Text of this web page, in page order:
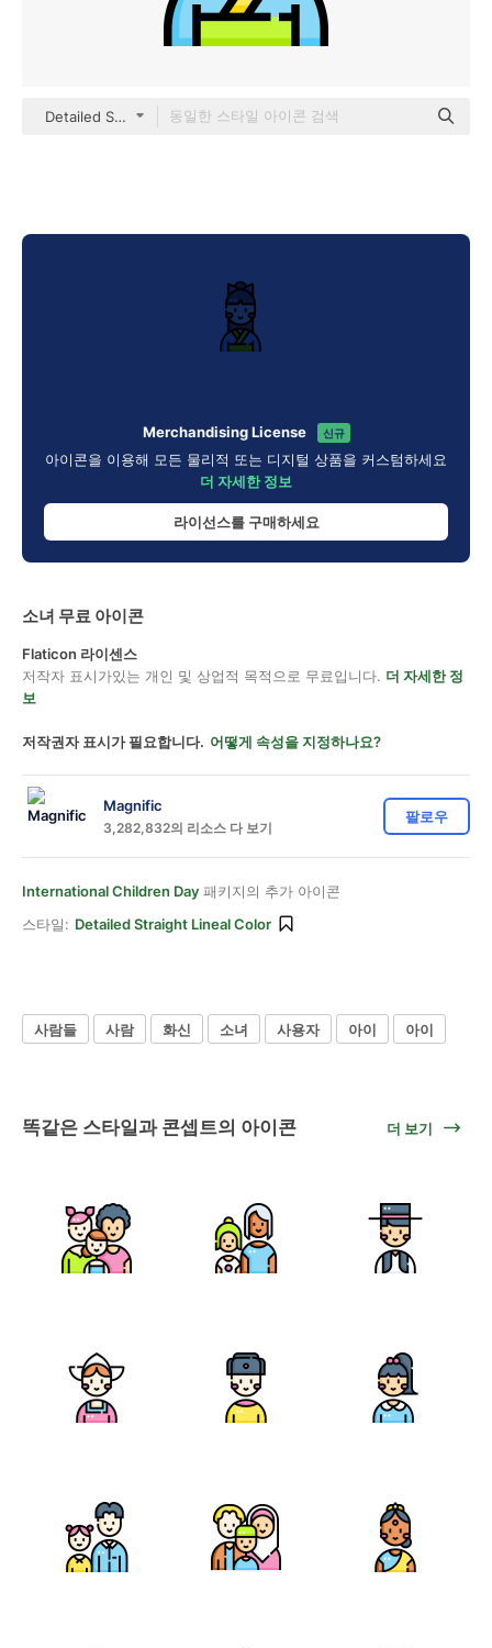
Detailed Straight Lineal color
Merchandising License 신규
아이콘을 이용해 모든 물리적 또는 디지털 상품을 커스텀하세요
더 자세한 정보
라이선스를 구매하세요
소녀 무료 아이콘
Flaticon 라이센스
저작자 표시가있는 개인 및 상업적 목적으로 무료입니다. 더 자세한 정
보
저작권자 표시가 필요합니다. 어떻게 속성을 지정하나요?
Magnific
3,282,832의 리소스 다 보기
팔로우
International Children Day 패키지의 추가 아이콘
스타일: Detailed Straight Lineal Color
사람들 사람 화신 소녀 사용자 아이 아이
똑같은 스타일과 콘셉트의 아이콘 더 보기